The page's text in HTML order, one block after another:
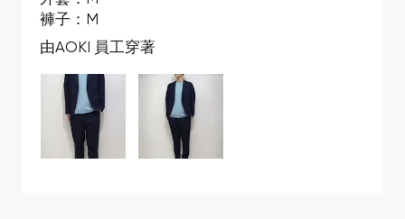
褲子：M
由AOKI 員工穿著